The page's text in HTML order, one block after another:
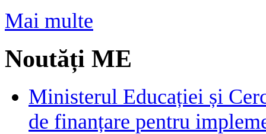
Mai multe
Noutăți ME
Ministerul Educației și
de finanțare pentru